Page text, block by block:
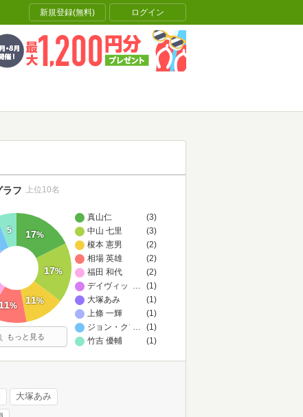
新規登録(無料) ログイン
真山仁
(3)
中山 七里
(3)
榎本 憲男
(2)
相場 英雄
(2)
福田 和代
(2)
デイヴィッド・ギレスピー
(1)
…
大塚あみ
(1)
上條 一輝
(1)
ジョン・クプレナス,マシュー・フレデリック
(1)
…
竹吉 優輔
(1)
17%
17%
11%
%
5
ラフ 上位10名
もっと見る
大塚あみ